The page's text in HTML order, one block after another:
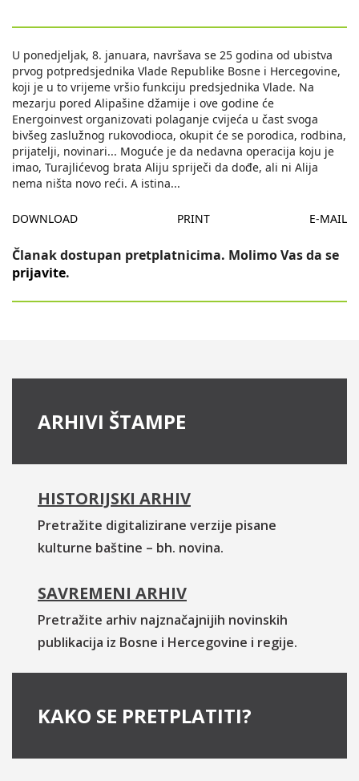
U ponedjeljak, 8. januara, navršava se 25 godina od ubistva
prvog potpredsjednika Vlade Republike Bosne i Hercegovine,
koji je u to vrijeme vršio funkciju predsjednika Vlade. Na
mezarju pored Alipašine džamije i ove godine će
Energoinvest organizovati polaganje cvijeća u čast svoga
bivšeg zaslužnog rukovodioca, okupit će se porodica, rodbina,
prijatelji, novinari... Moguće je da nedavna operacija koju je
imao, Turajlićevog brata Aliju spriječi da dođe, ali ni Alija
nema ništa novo reći. A istina...
DOWNLOAD PRINT E-MAIL
Članak dostupan pretplatnicima. Molimo Vas da se
prijavite.
ARHIVI ŠTAMPE
HISTORIJSKI ARHIV
Pretražite digitalizirane verzije pisane
kulturne baštine – bh. novina.
SAVREMENI ARHIV
Pretražite arhiv najznačajnijih novinskih
publikacija iz Bosne i Hercegovine i regije.
KAKO SE PRETPLATITI?